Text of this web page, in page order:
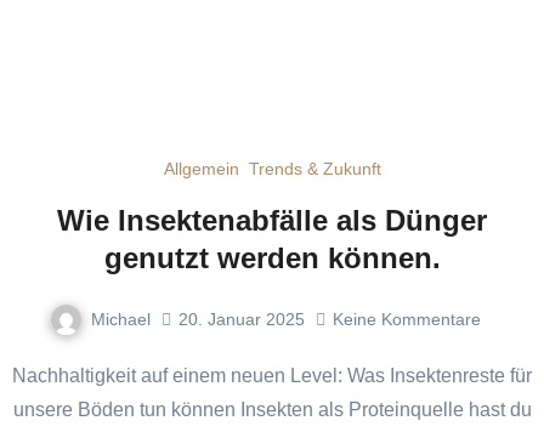
Allgemein Trends & Zukunft
Wie Insektenabfälle als Dünger
genutzt werden können.
Michael 20. Januar 2025 Keine Kommentare
Nachhaltigkeit auf einem neuen Level: Was Insektenreste für
unsere Böden tun können Insekten als Proteinquelle hast du